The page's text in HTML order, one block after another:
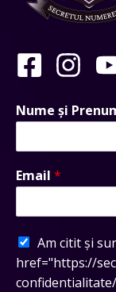
Nume și
Email *
Am citit și
href="https://